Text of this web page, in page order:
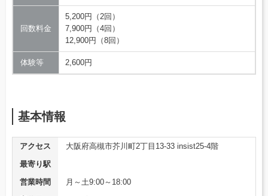
回数料金
5,200円（2回）
7,900円（4回）
12,900円（8回）
体験等 2,600円
基本情報
アクセス
大阪府高槻市芥川町2丁目13-33 insist25-4階
最寄り駅
営業時間
月～土9:00～18:00